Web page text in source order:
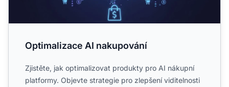
Optimalizace AI nakupování
Zjistěte, jak optimalizovat produkty pro AI nákupní
platformy. Objevte strategie pro zlepšení viditelnosti